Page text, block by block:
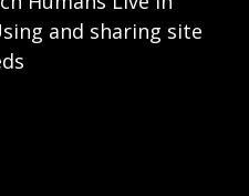
and sharing site